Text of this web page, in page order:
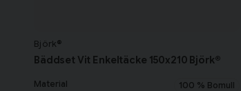
Björk®
Bäddset Vit Enkeltäcke 150x210 Björk®
Material
100 % Bomull